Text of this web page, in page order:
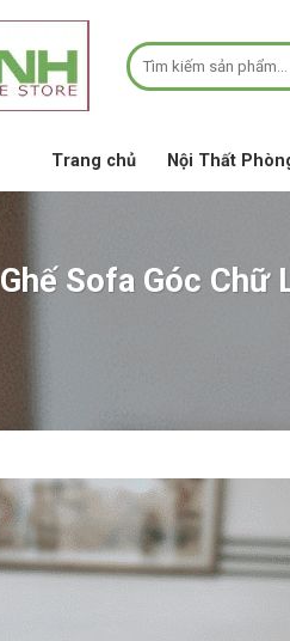
Tìm
kiếm:
Trang chủ Nội Thất
Ghế Sofa Góc Chữ